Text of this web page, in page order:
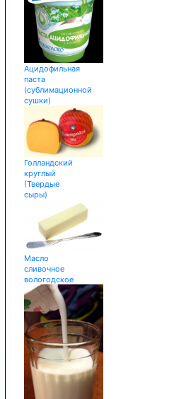
Ацидофильная
паста
(сублимационной
сушки)
Голландский
круглый
(Твердые
сыры)
Масло
сливочное
вологодское